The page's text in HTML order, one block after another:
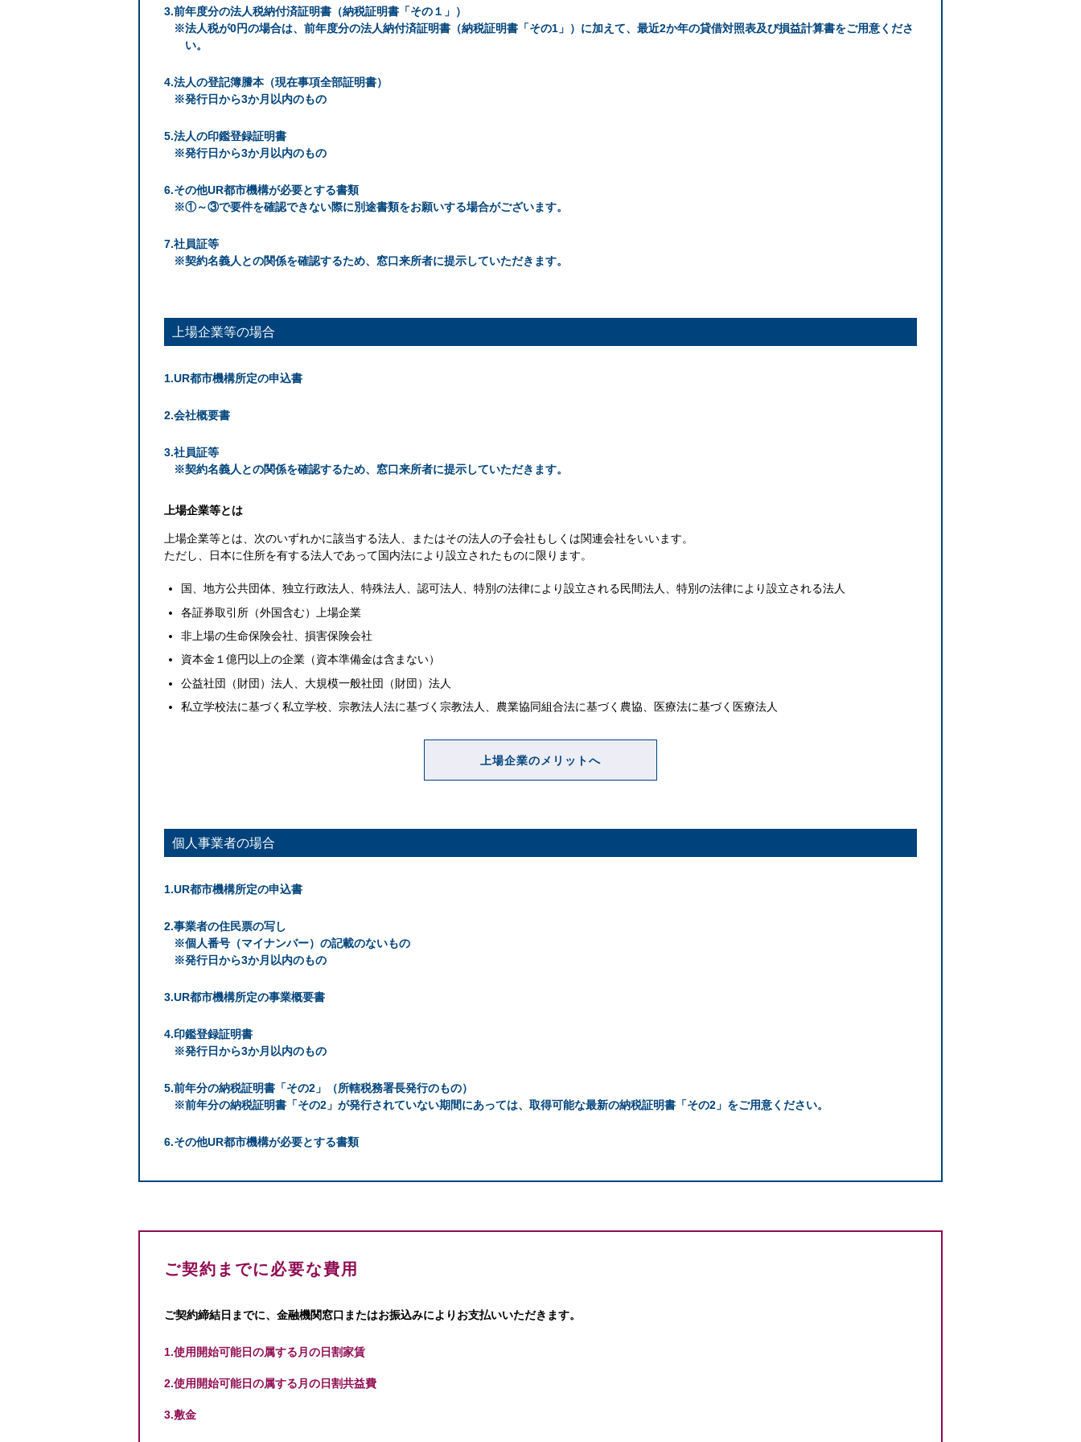
前年度分の法人税納付済証明書（納税証明書「その１」）
※法人税が0円の場合は、前年度分の法人納付済証明書（納税証明書「その1」）に加えて、最近2か年の貸借対照表及び損益計算書をご用意くださ
い。
法人の登記簿謄本（現在事項全部証明書）
※発行日から3か月以内のもの
法人の印鑑登録証明書
※発行日から3か月以内のもの
その他UR都市機構が必要とする書類
※①～③で要件を確認できない際に別途書類をお願いする場合がございます。
社員証等
※契約名義人との関係を確認するため、窓口来所者に提示していただきます。
上場企業等の場合
UR都市機構所定の申込書
会社概要書
社員証等
※契約名義人との関係を確認するため、窓口来所者に提示していただきます。
上場企業等とは
上場企業等とは、次のいずれかに該当する法人、またはその法人の子会社もしくは関連会社をいいます。
ただし、日本に住所を有する法人であって国内法により設立されたものに限ります。
国、地方公共団体、独立行政法人、特殊法人、認可法人、特別の法律により設立される民間法人、特別の法律により設立される法人
各証券取引所（外国含む）上場企業
非上場の生命保険会社、損害保険会社
資本金１億円以上の企業（資本準備金は含まない）
公益社団（財団）法人、大規模一般社団（財団）法人
私立学校法に基づく私立学校、宗教法人法に基づく宗教法人、農業協同組合法に基づく農協、医療法に基づく医療法人
上場企業のメリットへ
個人事業者の場合
UR都市機構所定の申込書
事業者の住民票の写し
※個人番号（マイナンバー）の記載のないもの
※発行日から3か月以内のもの
UR都市機構所定の事業概要書
印鑑登録証明書
※発行日から3か月以内のもの
前年分の納税証明書「その2」（所轄税務署長発行のもの）
※前年分の納税証明書「その2」が発行されていない期間にあっては、取得可能な最新の納税証明書「その2」をご用意ください。
その他UR都市機構が必要とする書類
ご契約までに必要な費用
ご契約締結日までに、金融機関窓口またはお振込みによりお支払いいただきます。
使用開始可能日の属する月の日割家賃
使用開始可能日の属する月の日割共益費
敷金